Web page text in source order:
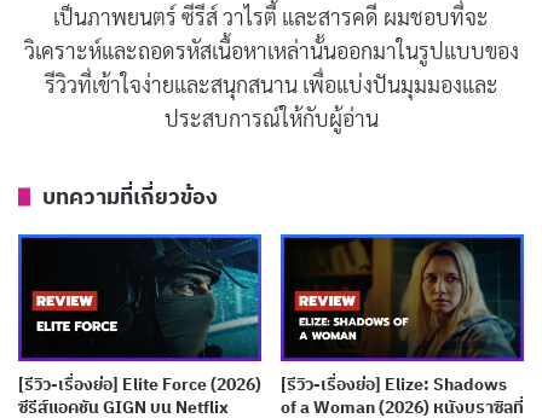
รีวิวและเรื่องย่อ The Family Plan 2
ที่ดูเหมือนจะเป็นไปอย่างราบรื่นหลังจากเหตุการณ์ในภาค
ในขณะที่เจสสิก้า (มิเชล โมนาแฮน
) ภรรยาของเขากำลังจะ
ได้รับตำแหน่งหัวหน้าแผนกกรีฑาหญิงที่มหาวิทยาลัย
โอไฮโอสเตท เด็กๆ ก็เติบโตขึ้นและมีชีวิตของตัวเองมากขึ้น
ทุกอย่างดูดีจนกระทั่งแดนได้ยินว่าลูกสาวของเขามีแผนจะ
ไม่อยู่บ้านในช่วงคริสต์มาส
เป็นภาพยนตร์ ซีรีส์ วาไรตี้ และสารคดี ผมชอบที่จะ
วิเคราะห์และถอดรหัสเนื้อหาเหล่านั้นออกมาในรูปแบบของ
รีวิวที่เข้าใจง่ายและสนุกสนาน เพื่อแบ่งปันมุมมองและ
ประสบการณ์ให้กับผู้อ่าน
บทความที่เกี่ยวข้อง
[รีวิว-เรื่องย่อ] Elite Force (2026)
ซีรีส์แอคชัน GIGN บน Netflix
[รีวิว-เรื่องย่อ] Elize: Shadows
of a Woman (2026) หนังบราซิลที่